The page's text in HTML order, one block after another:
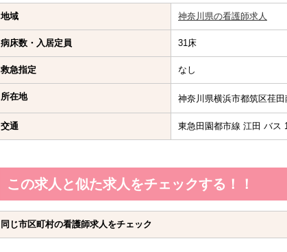
地域 神奈川県の看護師求人
病床数・入居定員 31床
救急指定 なし
所在地 神奈川県横浜市都筑区荏田
交通 東急田園都市線 江田 バス
この求人と似た求人をチェックする！！
同じ市区町村の看護師求人をチェック